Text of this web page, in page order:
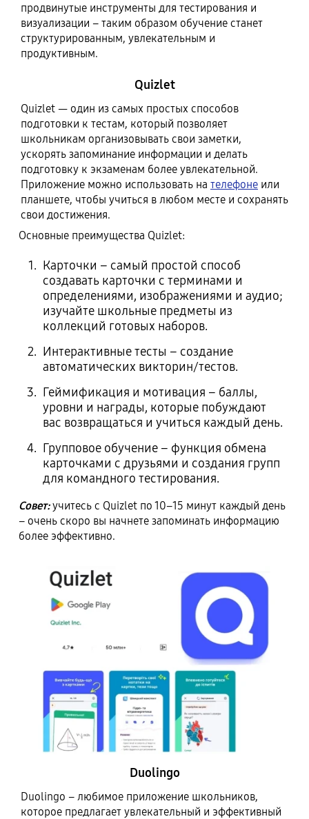
продвинутые инструменты для тестирования и
визуализации – таким образом обучение станет
структурированным, увлекательным и
продуктивным.
Quizlet
Quizlet — один из самых простых способов
подготовки к тестам, который позволяет
школьникам организовывать свои заметки,
ускорять запоминание информации и делать
подготовку к экзаменам более увлекательной.
Приложение можно использовать на телефоне или
планшете, чтобы учиться в любом месте и сохранять
свои достижения.
Основные преимущества Quizlet:
Карточки – самый простой способ
создавать карточки с терминами и
определениями, изображениями и аудио;
изучайте школьные предметы из
коллекций готовых наборов.
Интерактивные тесты – создание
автоматических викторин/тестов.
Геймификация и мотивация – баллы,
уровни и награды, которые побуждают
вас возвращаться и учиться каждый день.
Групповое обучение – функция обмена
карточками с друзьями и создания групп
для командного тестирования.
Совет:учитесь с Quizlet по 10–15 минут каждый день
– очень скоро вы начнете запоминать информацию
более эффективно.
Duolingo
Duolingo – любимое приложение школьников,
которое предлагает увлекательный и эффективный